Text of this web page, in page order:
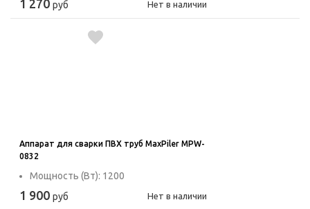
1 270 руб Нет в наличии
Аппарат для сварки ПВХ труб MaxPiler MPW-
0832
Мощность (Вт): 1200
1 900 руб Нет в наличии